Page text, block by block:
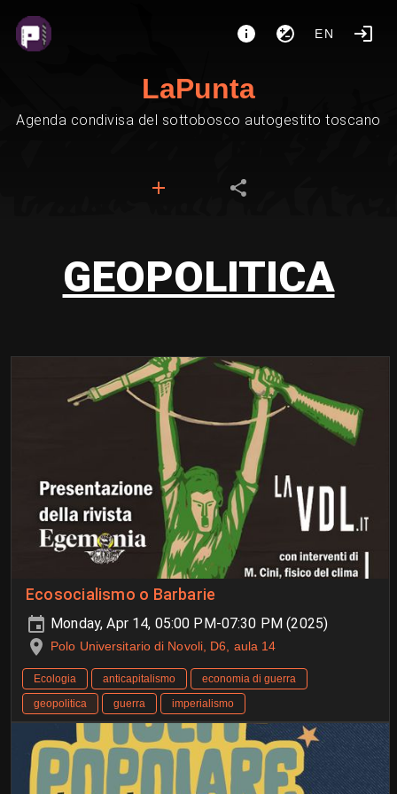
EN
LaPunta
Agenda condivisa del sottobosco autogestito toscano
GEOPOLITICA
Ecosocialismo o Barbarie
Monday, Apr 14, 05:00 PM-07:30 PM (2025)
Polo Universitario di Novoli, D6, aula 14
Ecologia anticapitalismo
economia di guerra
geopolitica
guerra imperialismo